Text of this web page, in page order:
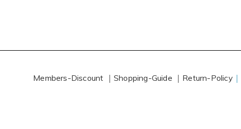
Members-Discount ｜ Shopping-Guide ｜ Return-Policy ｜